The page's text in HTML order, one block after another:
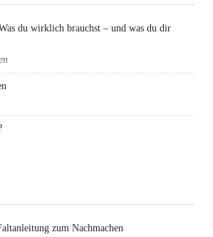
du wirklich brauchst – und was du dir
zum Nachmachen